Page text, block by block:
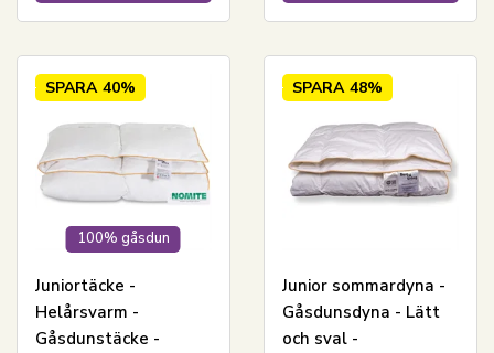
100% gåsdun
SPARA 40%
Juniortäcke -
Helårsvarm -
Gåsdunstäcke -
SPARA 48%
Junior sommardyna -
Gåsdunsdyna - Lätt
och sval -